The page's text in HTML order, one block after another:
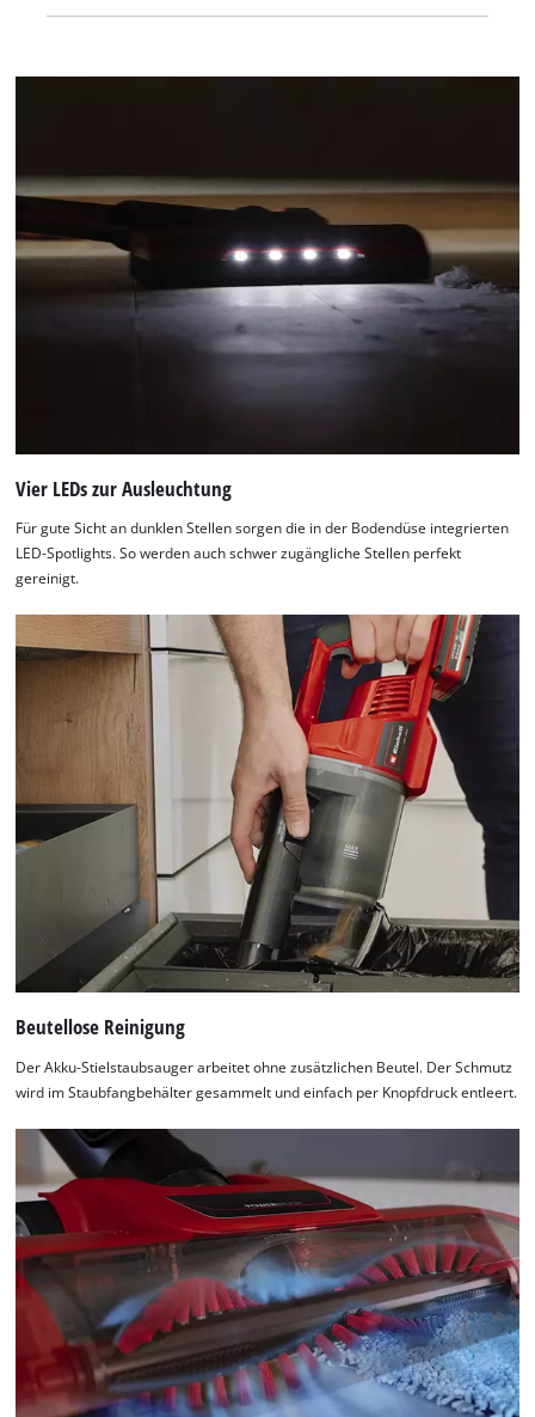
inklusive motorisierter Bürste, flexibler Fugendüse, 2-in-1-
Change Akku und Ladegerät.
Vier LEDs zur Ausleuchtung
Für gute Sicht an dunklen Stellen sorgen die in der Bodendüse integrierten
LED-Spotlights. So werden auch schwer zugängliche Stellen perfekt
gereinigt.
Beutellose Reinigung
Der Akku-Stielstaubsauger arbeitet ohne zusätzlichen Beutel. Der Schmutz
wird im Staubfangbehälter gesammelt und einfach per Knopfdruck entleert.